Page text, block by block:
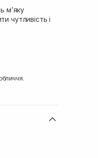
м’яку
чутливість і